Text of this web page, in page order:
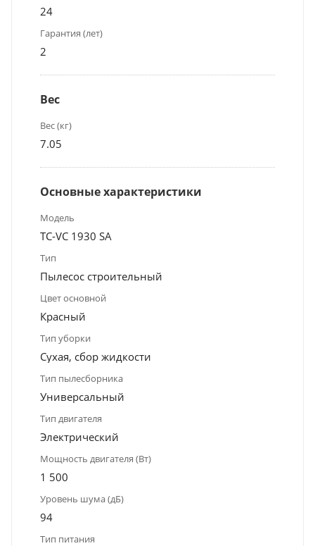
24
Гарантия (лет)
2
Вес
Вес (кг)
7.05
Основные характеристики
Модель
TC-VC 1930 SA
Тип
Пылесос строительный
Цвет основной
Красный
Тип уборки
Сухая, сбор жидкости
Тип пылесборника
Универсальный
Тип двигателя
Электрический
Мощность двигателя (Вт)
1 500
Уровень шума (дБ)
94
Тип питания